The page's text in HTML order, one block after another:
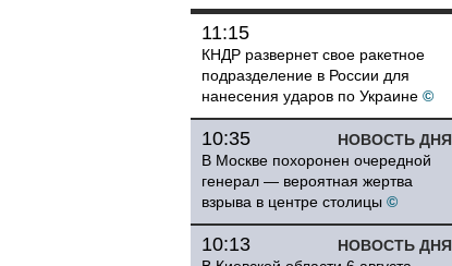
11:15
КНДР развернет свое ракетное
подразделение в России для
нанесения ударов по Украине ©
НОВОСТЬ ДНЯ
10:35
В Москве похоронен очередной
генерал — вероятная жертва
взрыва в центре столицы ©
НОВОСТЬ ДНЯ
10:13